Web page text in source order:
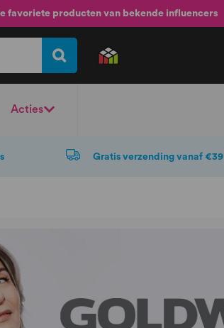
favoriete producten van bekende influencers
Acties
Gratis verzending vanaf €39